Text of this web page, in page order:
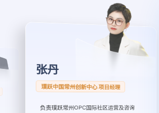
毛丽艳
硅基智能常州OPC社区 主理人
负责常州硅基智能OPC社区运营及咨询